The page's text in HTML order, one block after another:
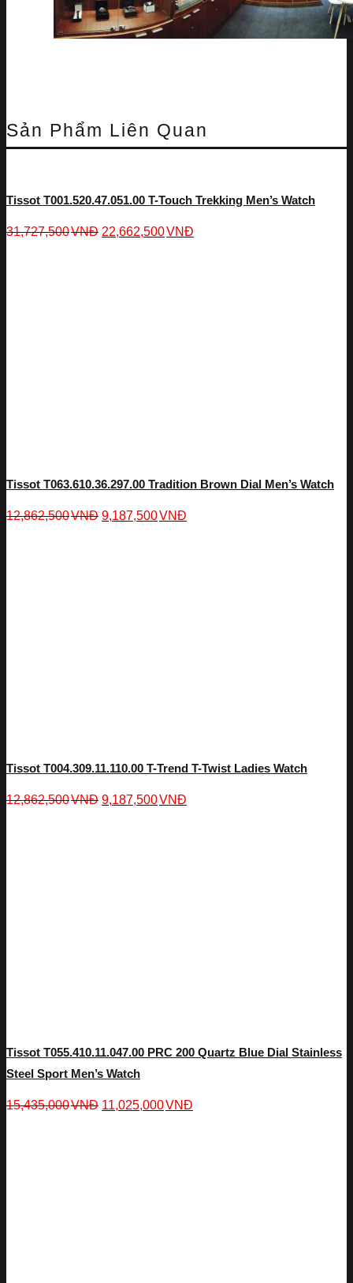
Sản Phẩm Liên Quan
Tissot T001.520.47.051.00 T-Touch Trekking Men’s Watch
31,727,500VNĐ 22,662,500VNĐ
Tissot T063.610.36.297.00 Tradition Brown Dial Men’s Watch
12,862,500VNĐ 9,187,500VNĐ
Tissot T004.309.11.110.00 T-Trend T-Twist Ladies Watch
12,862,500VNĐ 9,187,500VNĐ
Tissot T055.410.11.047.00 PRC 200 Quartz Blue Dial Stainless
Steel Sport Men’s Watch
15,435,000VNĐ 11,025,000VNĐ